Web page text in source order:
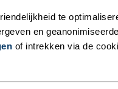
te
en
of intrekken via de